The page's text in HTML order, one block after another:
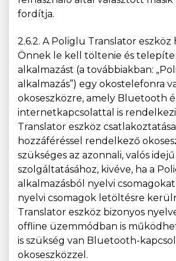
fordítja.
2.6.2. A Poliglu Translator eszköz
Önnek le kell töltenie és
alkalmazást (a továbbiakban:
alkalmazás”) egy okostelefonra
okoseszközre, amely Bluetooth
internetkapcsolattal is
Translator eszköz
hozzáféréssel rendelkező
szükséges az azonnali, valós
szolgáltatásához, kivéve, ha a
alkalmazásból nyelvi
nyelvi csomagok letöltésre
Translator eszköz bizonyos
offline üzemmódban is
is szükség van Bluetooth-
okoseszközzel.